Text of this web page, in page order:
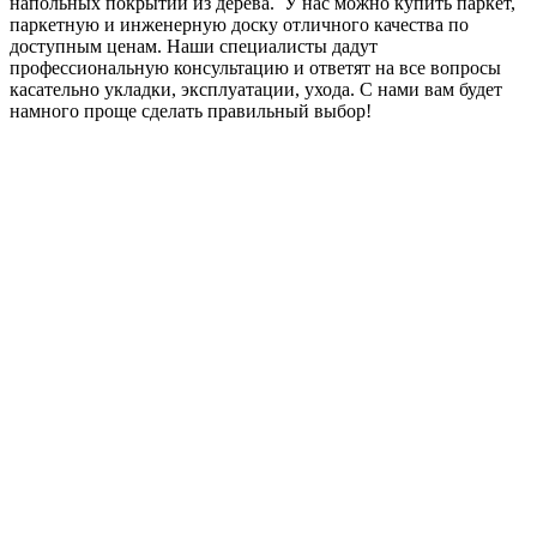
паркетную и инженерную доску отличного качества по
доступным ценам. Наши специалисты дадут
профессиональную консультацию и ответят на все вопросы
касательно укладки, эксплуатации, ухода. С нами вам будет
намного проще сделать правильный выбор!